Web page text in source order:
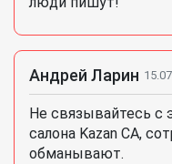
Андрей Ларин
Не связывайтесь
салона Kazan CA,
обманывают.